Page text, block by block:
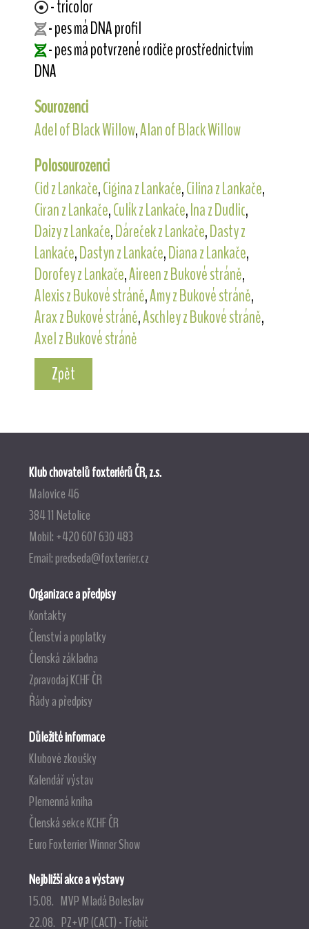
- tricolor
- pes má DNA profil
- pes má potvrzené rodiče prostřednictvím
DNA
Sourozenci
Adel of Black Willow,Alan of Black Willow
Polosourozenci
Cid z Lankače,Cigina z Lankače,Cilina z Lankače,
Ciran z Lankače,Culík z Lankače,Ina z Dudlic,
Daizy z Lankače,Dáreček z Lankače,Dasty z
Lankače,Dastyn z Lankače,Diana z Lankače,
Dorofey z Lankače,Aireen z Bukové stráně,
Alexis z Bukové stráně,Amy z Bukové stráně,
Arax z Bukové stráně,Aschley z Bukové stráně,
Axel z Bukové stráně
Zpět
Klub chovatelů foxteriérů ČR, z.s.
Malovice 46
384 11 Netolice
Mobil: +420 607 630 483
Email:predseda@foxterrier.cz
Organizace a předpisy
Kontakty
Členství a poplatky
Členská základna
Zpravodaj KCHF ČR
Řády a předpisy
Důležité informace
Klubové zkoušky
Kalendář výstav
Plemenná kniha
Členská sekce KCHF ČR
Euro Foxterrier Winner Show
Nejbližší akce a výstavy
15.08. MVP Mladá Boleslav
22.08. PZ+VP (CACT) - Třebíč